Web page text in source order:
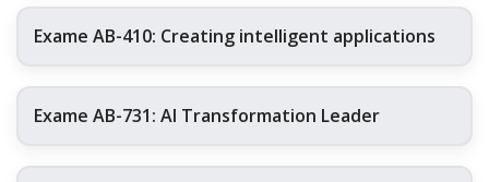
Exame AB-410: Creating intelligent applications
Exame AB-731: AI Transformation Leader